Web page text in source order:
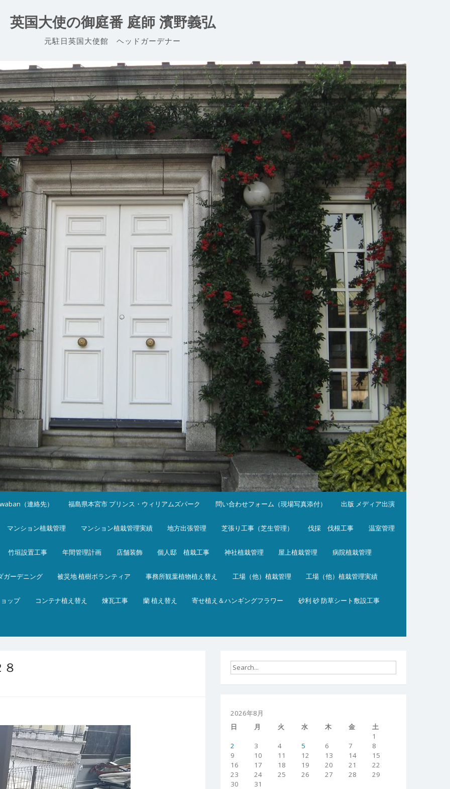
英国大使の御庭番 庭師 濱野義弘
元駐日英国大使館 ヘッドガーデナー
（連絡先） 福島県本宮市 プリンス・ウィリアムズパーク 問い合わせフォーム（現場写真添付） 出版 メディア出演
マンション植栽管理 マンション植栽管理実績 地方出張管理 芝張り工事（芝生管理） 伐採 伐根工事 温室管理
竹垣設置工事 年間管理計画 店舗装飾 個人邸 植栽工事 神社植栽管理 屋上植栽管理 病院植栽管理
ガーデニング 被災地 植樹ボランティア 事務所観葉植物植え替え 工場（他）植栽管理 工場（他）植栽管理実績
ップ コンテナ植え替え 煉瓦工事 蘭 植え替え 寄せ植え＆ハンギングフラワー 砂利 砂 防草シート敷設工事
2026年8月
日
月 火 水 木 金
土
1
2
3 4 5 6 7
8
9
10 11 12 13 14
15
16
17 18 19 20 21
22
23
24 25 26 27 28
29
30
31